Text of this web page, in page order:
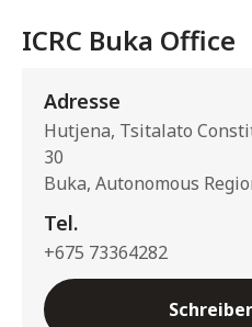
ICRC Buka Office
Adresse
Hutjena, Tsitalato
30
Buka, Autonomous
Tel.
+675 73364282